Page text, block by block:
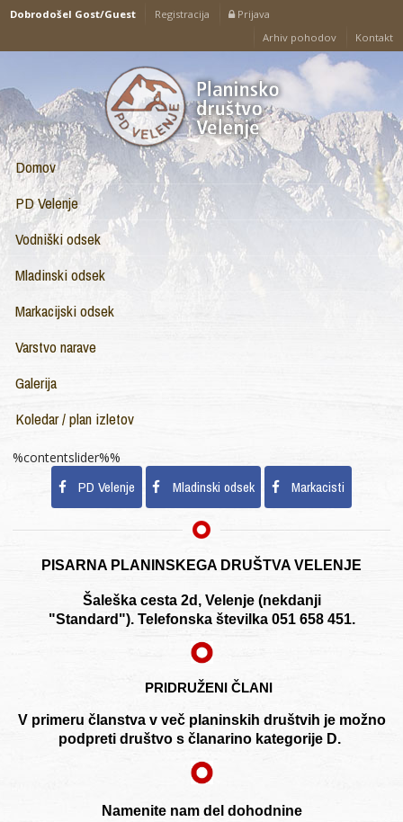
Dobrodošel Gost/Guest Registracija
Prijava
Arhiv pohodov
Kontakt
Domov
PD Velenje
Vodniški odsek
Mladinski odsek
Markacijski odsek
Varstvo narave
Galerija
Koledar / plan izletov
%contentslider%%
PD Velenje Mladinski odsek Markacisti
PISARNA PLANINSKEGA DRUŠTVA VELENJE
Šaleška cesta 2d, Velenje (nekdanji
"Standard"). Telefonska številka 051 658 451.
PRIDRUŽENI ČLANI
V primeru članstva v več planinskih društvih je možno
podpreti društvo s članarino kategorije D.
Namenite nam del dohodnine